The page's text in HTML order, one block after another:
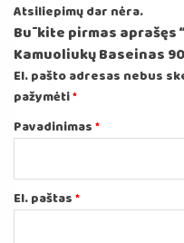
Atsiliepimų dar nėra.
Būkite pirmas aprašęs
Kamuoliukų Baseinas
El. pašto adresas nebus
pažymėti*
Pavadinimas*
El. paštas*